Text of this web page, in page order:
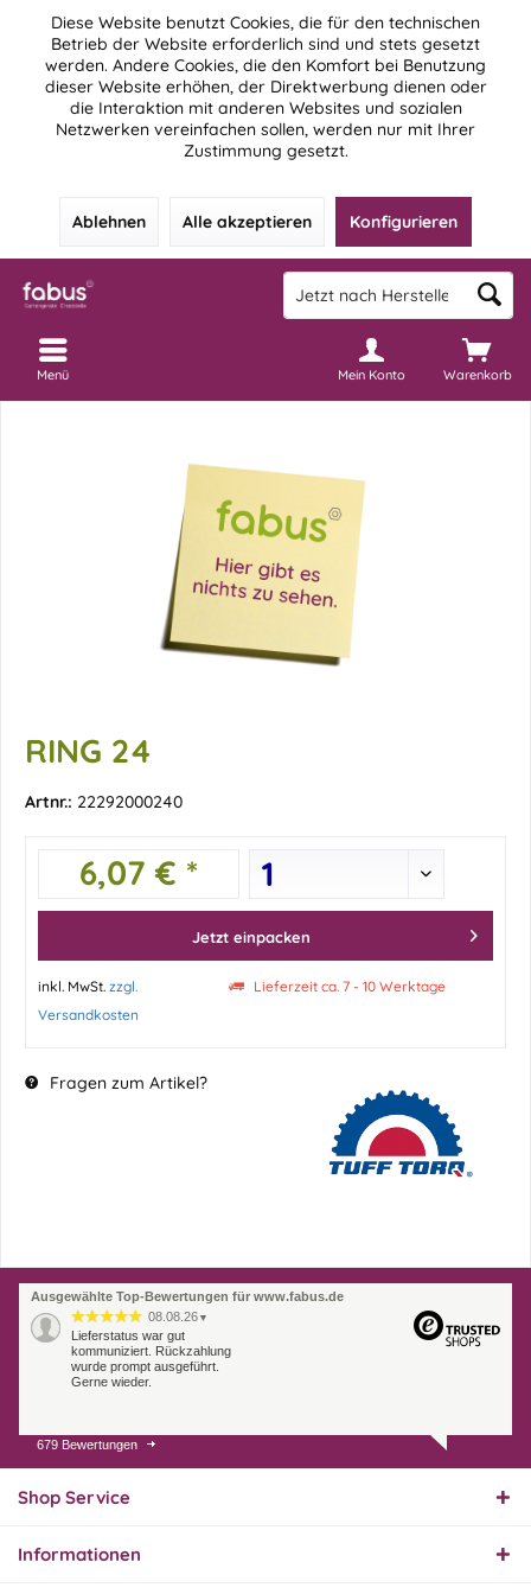
Diese Website benutzt Cookies, die für den technischen
Betrieb der Website erforderlich sind und stets gesetzt
werden. Andere Cookies, die den Komfort bei Benutzung
dieser Website erhöhen, der Direktwerbung dienen oder
die Interaktion mit anderen Websites und sozialen
Netzwerken vereinfachen sollen, werden nur mit Ihrer
Zustimmung gesetzt.
Ablehnen Alle akzeptieren Konfigurieren
Warenkorb
Mein Konto
Menü
RING 24
Artnr.: 22292000240
6,07 € *
Jetzt einpacken
inkl. MwSt. zzgl.
Versandkosten
Lieferzeit ca. 7 - 10 Werktage
Fragen zum Artikel?
Ausgewählte Top-Bewertungen für www.fabus.de
08.08.26 ▼
Lieferstatus war gut
kommuniziert. Rückzahlung
wurde prompt ausgeführt.
Gerne wieder.
07.08.26
Endlich das richtige
679 Bewertungen
Shop Service
Informationen